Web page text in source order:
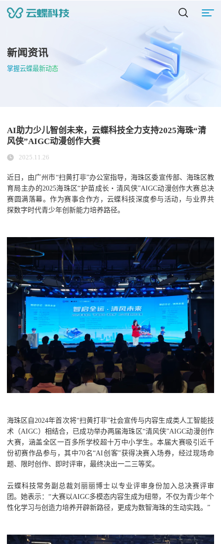
新闻资讯
掌握云蝶最新动态
AI助力少儿智创未来，云蝶科技全力支持2025海珠“清
风侠”AIGC动漫创作大赛
2025.11.26
近日，由广州市“扫黄打非”办公室指导，海珠区委宣传部、海珠区教
育局主办的2025海珠区“护苗成长・清风侠”AIGC动漫创作大赛总决
赛圆满落幕。作为赛事合作方，云蝶科技深度参与活动，与业界共
探数字时代青少年创新能力培养路径。
海珠区自2024年首次将“扫黄打非”社会宣传与内容生成类人工智能技
术（AIGC）相结合，已成功举办两届海珠区“清风侠”AIGC动漫创作
大赛，涵盖全区一百多所学校超十万中小学生。本届大赛吸引近千
份初赛作品参与，其中70名“AI创客”获得决赛入场券，经过现场命
题、限时创作、即时评审，最终决出一二三等奖。
云蝶科技常务副总裁刘丽丽博士以专业评审身份加入总决赛评审
团。她表示：“大赛以AIGC多模态内容生成为纽带，不仅为青少年个
性化学习与创造力培养开辟新路径，更成为数智海珠的生动实践。”